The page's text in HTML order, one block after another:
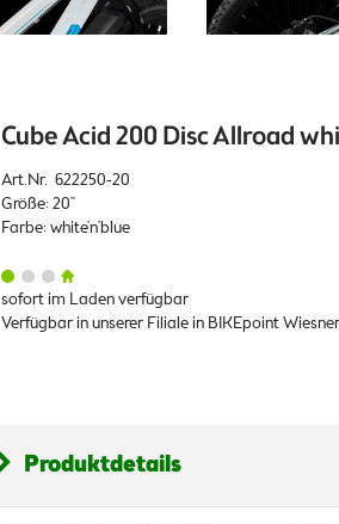
Cube Acid 200 Disc Allroad
Art.Nr. 622250-20
Größe: 20"
Farbe: white'n'blue
sofort im Laden verfügbar
Verfügbar in unserer Filiale in BIKEpoint
Produktdetails